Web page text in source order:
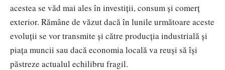
acestea se văd mai ales în investiții, consum și comerț
exterior. Rămâne de văzut dacă în lunile următoare aceste
evoluții se vor transmite și către producția industrială și
piața muncii sau dacă economia locală va reuși să își
păstreze actualul echilibru fragil.